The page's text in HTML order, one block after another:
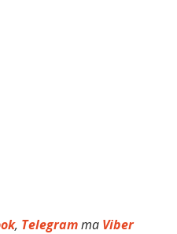
, Telegramта Viber